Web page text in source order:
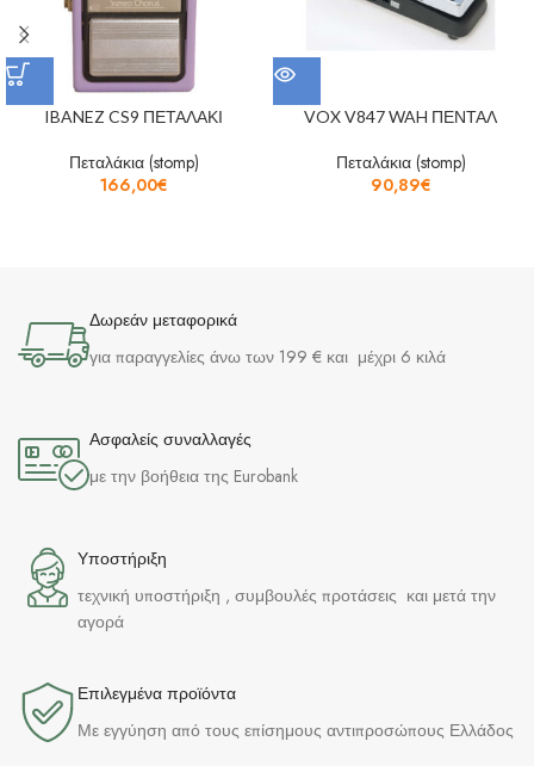
IBANEZ CS9 ΠΕΤΑΛΑΚΙ
Πεταλάκια (stomp)
166,00€
VOX V847 WAH ΠΕΝΤΑΛ
Πεταλάκια (stomp)
90,89€
Δωρεάν μεταφορικά
για παραγγελίες άνω των 199 € και μέχρι 6 κιλά
Ασφαλείς συναλλαγές
με την βοήθεια της Eurobank
Υποστήριξη
τεχνική υποστήριξη , συμβουλές προτάσεις και μετά την
αγορά
Επιλεγμένα προϊόντα​
Με εγγύηση από τους επίσημους αντιπροσώπους Ελλάδος